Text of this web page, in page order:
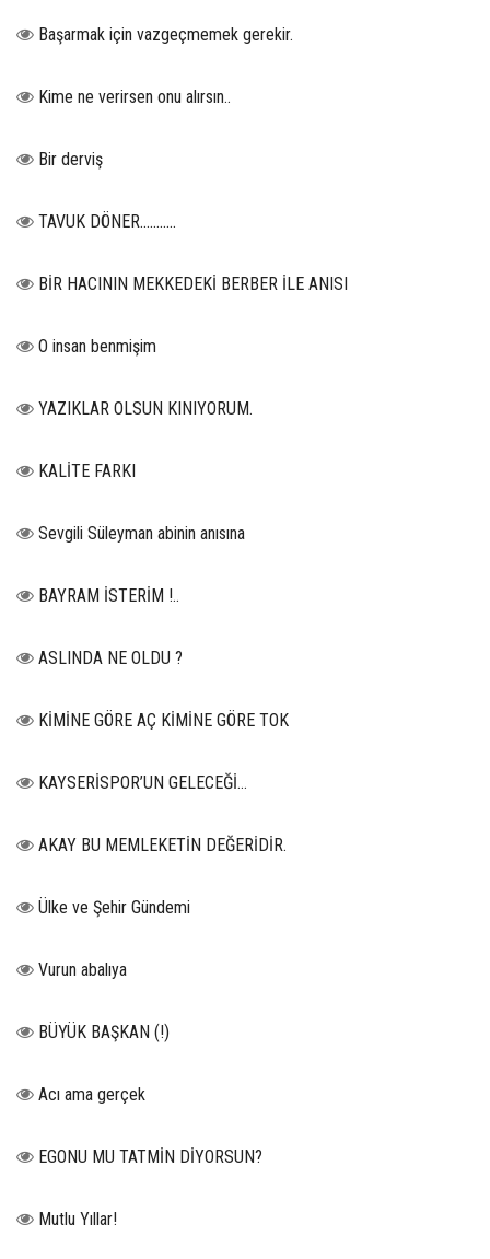
Başarmak için vazgeçmemek gerekir.
Kime ne verirsen onu alırsın..
Bir derviş
TAVUK DÖNER...........
BİR HACININ MEKKEDEKİ BERBER İLE ANISI
O insan benmişim
YAZIKLAR OLSUN KINIYORUM.
KALİTE FARKI
Sevgili Süleyman abinin anısına
BAYRAM İSTERİM !..
ASLINDA NE OLDU ?
KİMİNE GÖRE AÇ KİMİNE GÖRE TOK
KAYSERİSPOR’UN GELECEĞİ…
AKAY BU MEMLEKETİN DEĞERİDİR.
Ülke ve Şehir Gündemi
Vurun abalıya
BÜYÜK BAŞKAN (!)
Acı ama gerçek
EGONU MU TATMİN DİYORSUN?
Mutlu Yıllar!